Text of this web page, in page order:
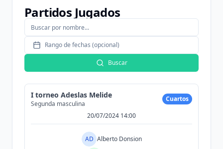
Partidos Jugados
Rango de fechas (opcional)
Buscar
I torneo Adeslas Melide
Segunda masculina
Cuartos
20/07/2024 14:00
AD Alberto Donsion